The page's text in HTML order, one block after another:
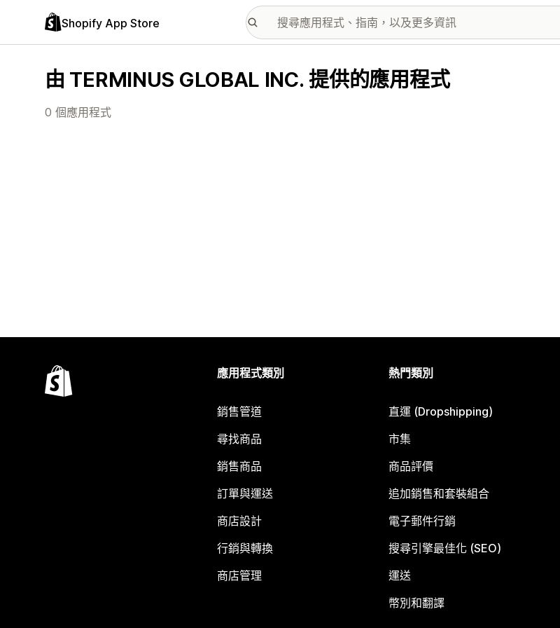
Shopify App Store
由 TERMINUS GLOBAL INC. 提供的應用程式
0 個應用程式
應用程式類別
銷售管道
尋找商品
銷售商品
訂單與運送
商店設計
行銷與轉換
商店管理
熱門類別
直運 (Dropshipping)
市集
商品評價
追加銷售和套裝組合
電子郵件行銷
搜尋引擎最佳化 (SEO)
運送
幣別和翻譯